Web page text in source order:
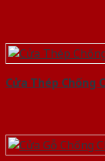
Cửa Thép Chống